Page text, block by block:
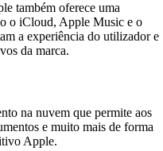
também oferece uma
o iCloud, Apple Music e o
a experiência do utilizador e
da marca.
na nuvem que permite aos
e muito mais de forma
Apple.